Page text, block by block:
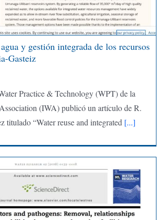
y gestión integrada de los recursos
Gasteiz
Practice & Technology (WPT) de la
(IWA) publicó un artículo de R.
titulado “Water reuse and integrated [...]